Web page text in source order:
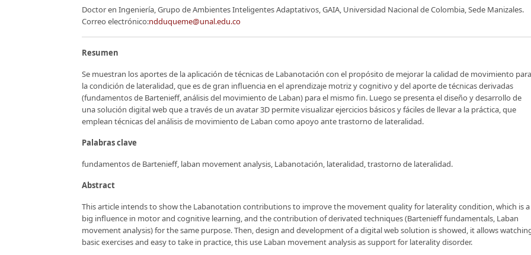
Doctor en Ingeniería, Grupo de Ambientes Inteligentes Adaptativos, GAIA, Universidad Nacional de Colombia, Sede Manizales.
Correo electrónico:ndduqueme@unal.edu.co
Resumen
Se muestran los aportes de la aplicación de técnicas de Labanotación con el propósito de mejorar la calidad de movimiento para
la condición de lateralidad, que es de gran influencia en el aprendizaje motriz y cognitivo y del aporte de técnicas derivadas
(fundamentos de Bartenieff, análisis del movimiento de Laban) para el mismo fin. Luego se presenta el diseño y desarrollo de
una solución digital web que a través de un avatar 3D permite visualizar ejercicios básicos y fáciles de llevar a la práctica, que
emplean técnicas del análisis de movimiento de Laban como apoyo ante trastorno de lateralidad.
Palabras clave
fundamentos de Bartenieff, laban movement analysis, Labanotación, lateralidad, trastorno de lateralidad.
Abstract
This article intends to show the Labanotation contributions to improve the movement quality for laterality condition, which is a
big influence in motor and cognitive learning, and the contribution of derivated techniques (Bartenieff fundamentals, Laban
movement analysis) for the same purpose. Then, design and development of a digital web solution is showed, it allows
basic exercises and easy to take in practice, this use Laban movement analysis as support for laterality disorder.